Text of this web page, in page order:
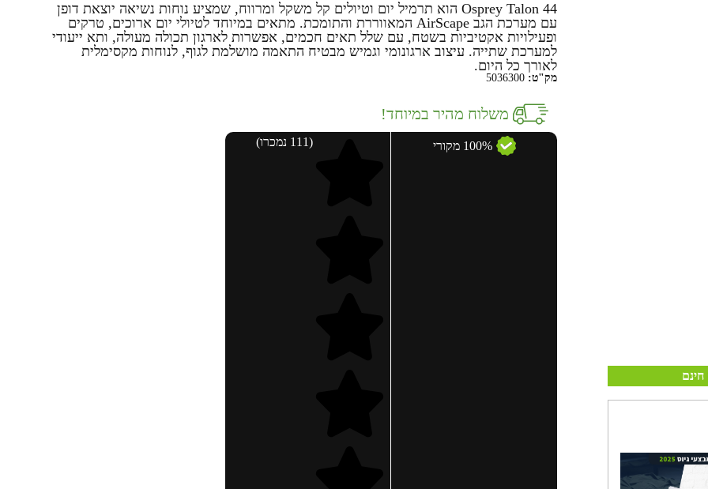
Osprey Talon 44 הוא תרמיל יום וטיולים קל משקל ומרווח, שמציע נוחות נשיאה יוצאת דופן
עם מערכת הגב AirScape המאווררת והתומכת. מתאים במיוחד לטיולי יום ארוכים, טרקים
ופעילויות אקטיביות בשטח, עם שלל תאים חכמים, אפשרות לארגון תכולה מעולה, ותא ייעודי
למערכת שתייה. עיצוב ארגונומי וגמיש מבטיח התאמה מושלמת לגוף, לנוחות מקסימלית
לאורך כל היום.
מק"ט:
משלוח מהיר במיוחד!
100% מקורי (111 נמכרו)